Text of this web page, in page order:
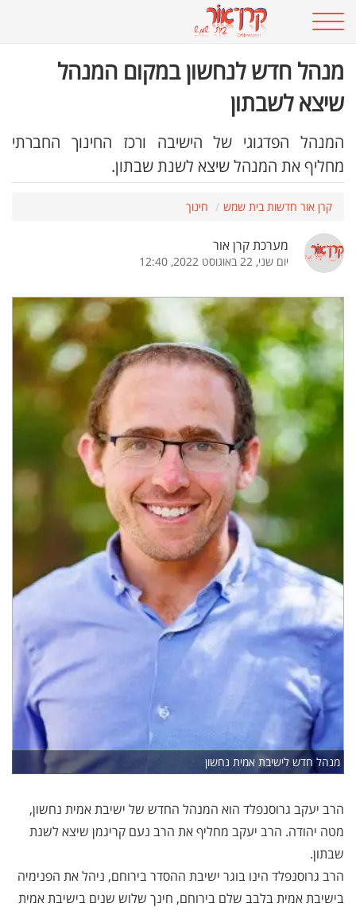
מנהל חדש לנחשון במקום המנהל
שיצא לשבתון
המנהל הפדגוגי של הישיבה ורכז החינוך החברתי
מחליף את המנהל שיצא לשנת שבתון.
קרן אור חדשות בית שמש חינוך
מערכת קרן אור
יום שני, 22 באוגוסט 2022, 12:40
מנהל חדש לישיבת אמית נחשון
הרב יעקב גרוסנפלד הוא המנהל החדש של ישיבת אמית נחשון,
מטה יהודה. הרב יעקב מחליף את הרב נעם קריגמן שיצא לשנת
שבתון.
הרב גרוסנפלד הינו בוגר ישיבת ההסדר בירוחם, ניהל את הפנימיה
בישיבת אמית בלבב שלם בירוחם, חינך שלוש שנים בישיבת אמית